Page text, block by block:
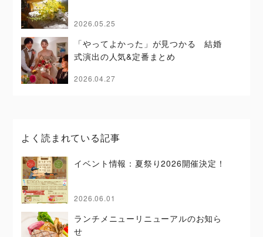
2026.05.25
「やってよかった」が見つかる 結婚
式演出の人気&定番まとめ
2026.04.27
よく読まれている記事
イベント情報：夏祭り2026開催決定！
2026.06.01
ランチメニューリニューアルのお知ら
せ